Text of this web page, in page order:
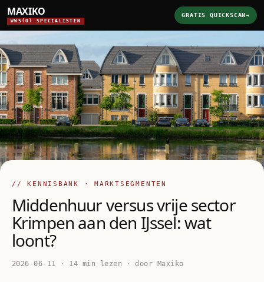
MAXIKO
WWS(O) SPECIALISTEN
GRATIS QUICKSCAN→
// KENNISBANK · MARKTSEGMENTEN
Middenhuur versus vrije sector
Krimpen aan den IJssel: wat
loont?
2026-06-11 · 14 min lezen · door Maxiko